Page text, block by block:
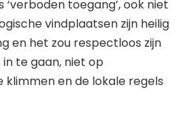
toegang’, ook niet
vindplaatsen zijn heilig
en het zou respectloos zijn
te gaan, niet op
en de lokale regels